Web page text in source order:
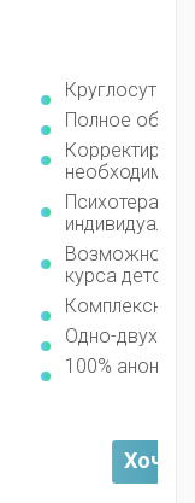
врача
и
после
палаты